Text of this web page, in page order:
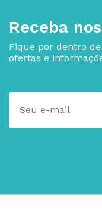
Receba
Fique por dentro
ofertas e